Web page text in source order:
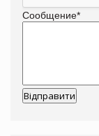
Сообщение*